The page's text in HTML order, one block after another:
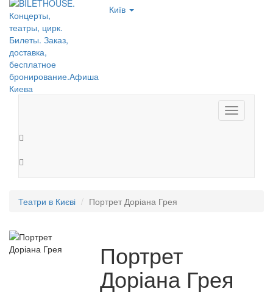
Київ
Toggle
navigation
Театри в Києві Портрет Доріана Грея
Портрет
Доріана Грея